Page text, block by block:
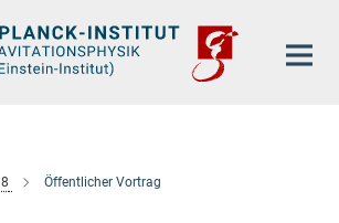
Öffentlicher Vortrag